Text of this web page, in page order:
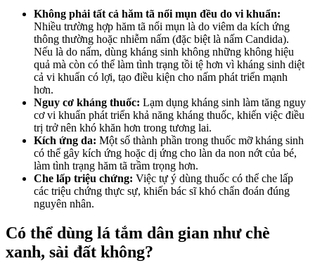
Không phải tất cả hăm tã nổi mụn đều do vi khuẩn:
Nhiều trường hợp hăm tã nổi mụn là do viêm da kích ứng
thông thường hoặc nhiễm nấm (đặc biệt là nấm Candida).
Nếu là do nấm, dùng kháng sinh không những không hiệu
quả mà còn có thể làm tình trạng tồi tệ hơn vì kháng sinh diệt
cả vi khuẩn có lợi, tạo điều kiện cho nấm phát triển mạnh
hơn.
Nguy cơ kháng thuốc: Lạm dụng kháng sinh làm tăng nguy
cơ vi khuẩn phát triển khả năng kháng thuốc, khiến việc điều
trị trở nên khó khăn hơn trong tương lai.
Kích ứng da: Một số thành phần trong thuốc mỡ kháng sinh
có thể gây kích ứng hoặc dị ứng cho làn da non nớt của bé,
làm tình trạng hăm tã trầm trọng hơn.
Che lấp triệu chứng: Việc tự ý dùng thuốc có thể che lấp
các triệu chứng thực sự, khiến bác sĩ khó chẩn đoán đúng
nguyên nhân.
Có thể dùng lá tắm dân gian như chè
xanh, sài đất không?